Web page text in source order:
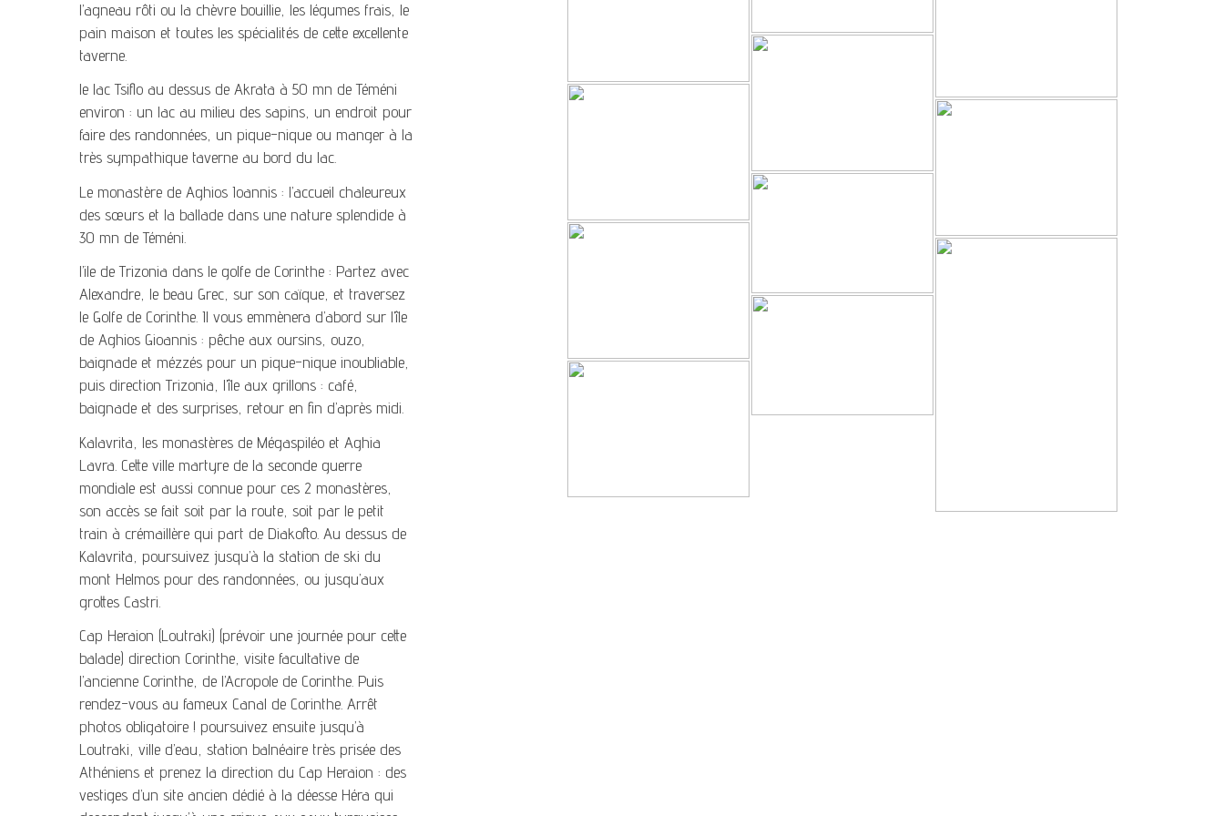
l’agneau rôti ou la chèvre bouillie, les légumes frais, le
pain maison et toutes les spécialités de cette excellente
taverne.
le lac Tsiflo au dessus de Akrata à 50 mn de Téméni
environ : un lac au milieu des sapins, un endroit pour
faire des randonnées, un pique-nique ou manger à la
très sympathique taverne au bord du lac.
Le monastère de Aghios Ioannis : l’accueil chaleureux
des sœurs et la ballade dans une nature splendide à
30 mn de Téméni.
l’ile de Trizonia dans le golfe de Corinthe : Partez avec
Alexandre, le beau Grec, sur son caïque, et traversez
le Golfe de Corinthe. Il vous emmènera d’abord sur l’île
de Aghios Gioannis : pêche aux oursins, ouzo,
baignade et mézzés pour un pique-nique inoubliable,
puis direction Trizonia, l’île aux grillons : café,
baignade et des surprises, retour en fin d’après midi.
Kalavrita, les monastères de Mégaspiléo et Aghia
Lavra. Cette ville martyre de la seconde guerre
mondiale est aussi connue pour ces 2 monastères,
son accès se fait soit par la route, soit par le petit
train à crémaillère qui part de Diakofto. Au dessus de
Kalavrita, poursuivez jusqu’à la station de ski du
mont Helmos pour des randonnées, ou jusqu’aux
grottes Castri.
Cap Heraion (Loutraki) (prévoir une journée pour cette
balade) direction Corinthe, visite facultative de
l’ancienne Corinthe, de l’Acropole de Corinthe. Puis
rendez-vous au fameux Canal de Corinthe. Arrêt
photos obligatoire ! poursuivez ensuite jusqu’à
Loutraki, ville d’eau, station balnéaire très prisée des
Athéniens et prenez la direction du Cap Heraion : des
vestiges d’un site ancien dédié à la déesse Héra qui